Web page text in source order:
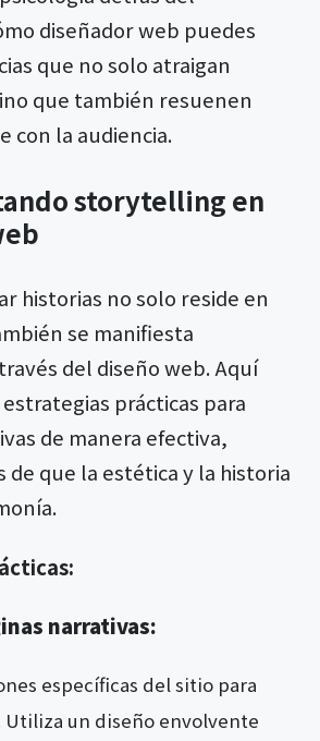
diseñador web puedes
que no solo atraigan
que también resuenen
con la audiencia.
storytelling en
historias no solo reside en
se manifiesta
del diseño web. Aquí
prácticas para
de manera efectiva,
de que la estética y la historia
narrativas:
específicas del sitio para
un diseño envolvente